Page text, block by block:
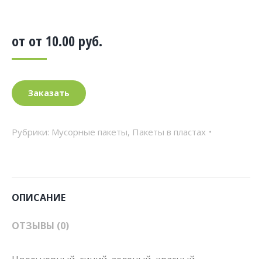
от от 10.00 руб.
Заказать
Рубрики: Мусорные пакеты, Пакеты в пластах
ОПИСАНИЕ
ОТЗЫВЫ (0)